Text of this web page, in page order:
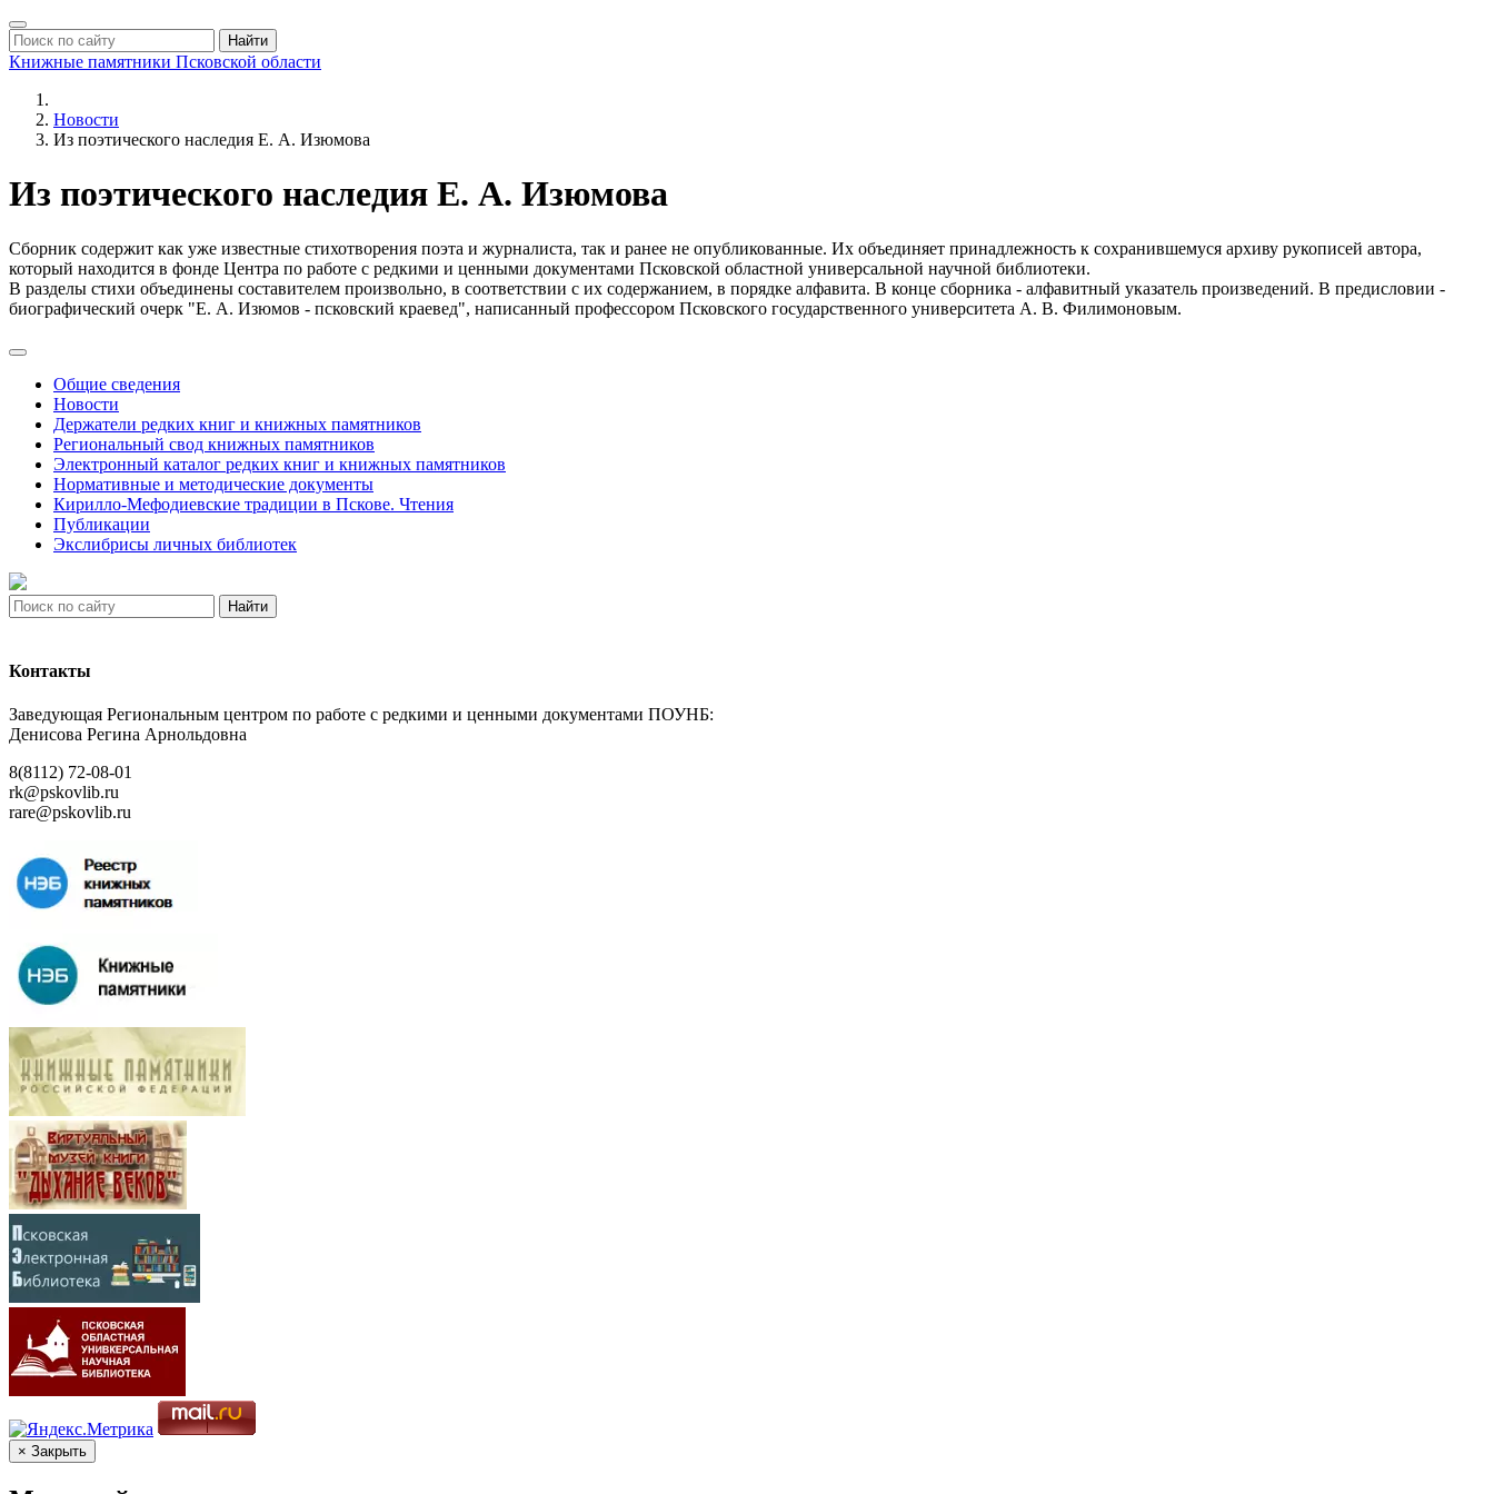
Найти
Книжные памятники Псковской области
Новости
Из поэтического наследия Е. А. Изюмова
Из поэтического наследия Е. А. Изюмова
Сборник содержит как уже известные стихотворения поэта и журналиста, так и ранее не опубликованные. Их объединяет принадлежность к сохранившемуся архиву рукописей автора,
который находится в фонде Центра по работе с редкими и ценными документами Псковской областной универсальной научной библиотеки.
В разделы стихи объединены составителем произвольно, в соответствии с их содержанием, в порядке алфавита. В конце сборника - алфавитный указатель произведений. В предисловии -
биографический очерк "Е. А. Изюмов - псковский краевед", написанный профессором Псковского государственного университета А. В. Филимоновым.
Общие сведения
Новости
Держатели редких книг и книжных памятников
Региональный свод книжных памятников
Электронный каталог редких книг и книжных памятников
Нормативные и методические документы
Кирилло-Мефодиевские традиции в Пскове. Чтения
Публикации
Экслибрисы личных библиотек
Найти
Контакты
Заведующая Региональным центром по работе с редкими и ценными документами ПОУНБ:
Денисова Регина Арнольдовна
8(8112) 72-08-01
rk@pskovlib.ru
rare@pskovlib.ru
× Закрыть